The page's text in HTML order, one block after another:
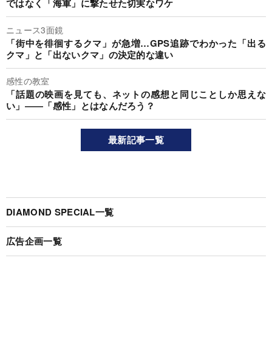
ではなく「海軍」に撃たせた切実なワケ
ニュース3面鏡
「街中を徘徊するクマ」が急増…GPS追跡でわかった「出る
クマ」と「出ないクマ」の決定的な違い
感性の教室
「話題の映画を見ても、ネットの感想と同じことしか思えな
い」――「感性」とはなんだろう？
最新記事一覧
DIAMOND SPECIAL一覧
広告企画一覧